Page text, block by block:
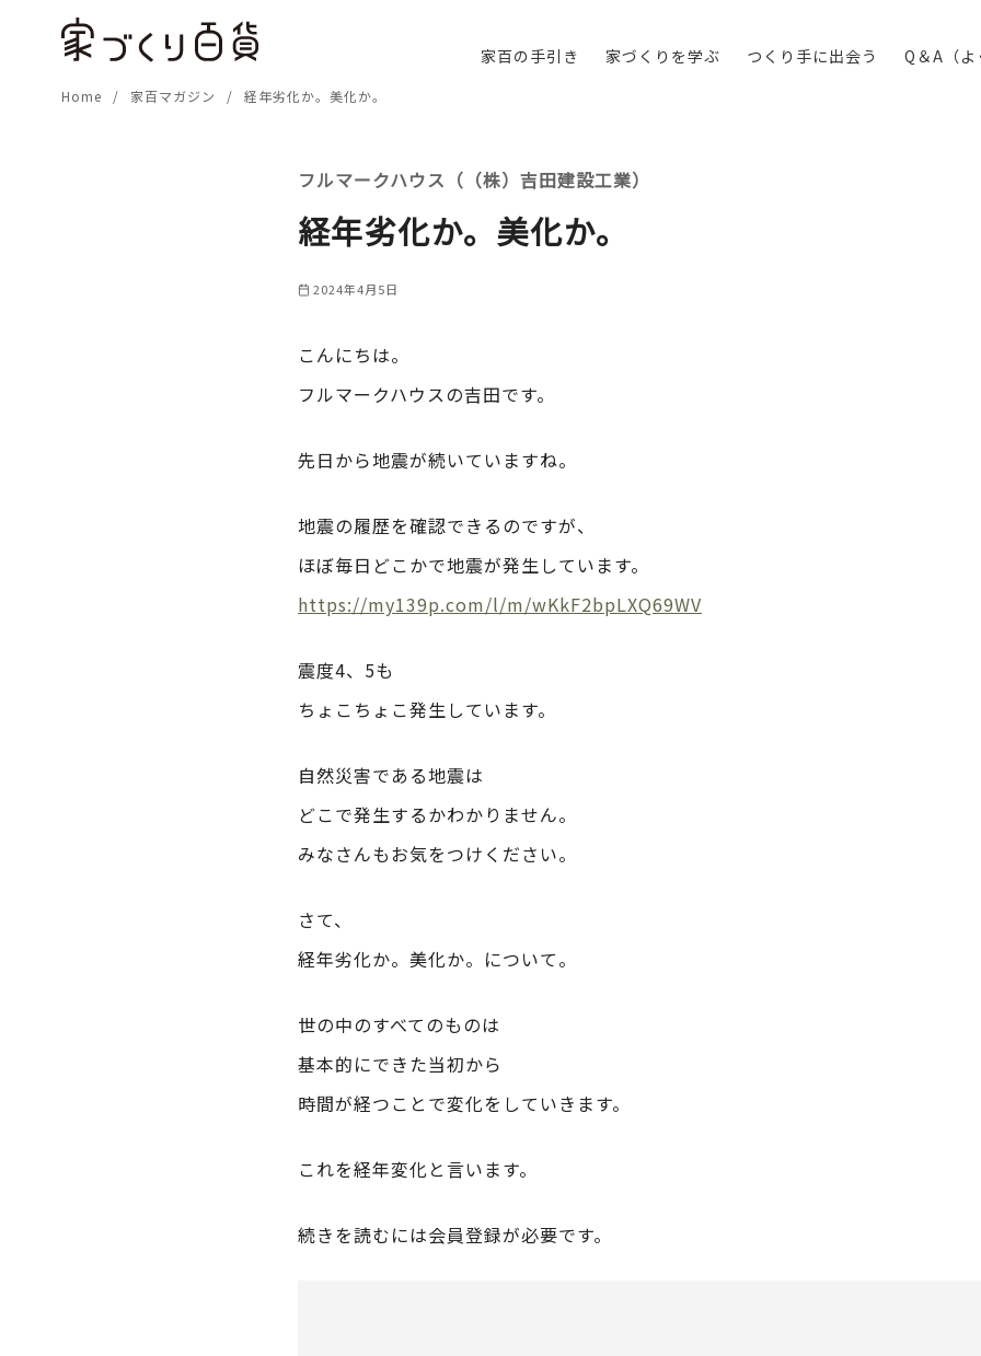
家百の手引き 家づくりを学ぶ つくり手に出会う Q＆A（
Home 家百マガジン 経年劣化か。美化か。
フルマークハウス（（株）吉田建設工業）
経年劣化か。美化か。
2024年4月5日
こんにちは。
フルマークハウスの吉田です。
先日から地震が続いていますね。
地震の履歴を確認できるのですが、
ほぼ毎日どこかで地震が発生しています。
https://my139p.com/l/m/wKkF2bpLXQ69WV
震度4、5も
ちょこちょこ発生しています。
自然災害である地震は
どこで発生するかわかりません。
みなさんもお気をつけください。
さて、
経年劣化か。美化か。について。
世の中のすべてのものは
基本的にできた当初から
時間が経つことで変化をしていきます。
これを経年変化と言います。
続きを読むには会員登録が必要です。